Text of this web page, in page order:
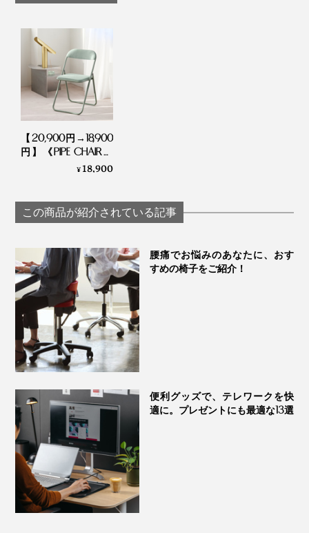
個人差があり、初めから大丈夫ということもあれば、痛
くて30分も座っていられないという人も。
体重の軽い子どもはほとんど痛みを感じず、ヨガや正座
慣れるまでの期間は、２週間から１ヶ月。
おしりが痛くなったら立ったり、元のイスに座ったりを
繰り返すうちに、「おしりが痛い」より「腰がラク」が
慣れたあとも、1時間も座り続けると疲れてきますが、
疲れたら座り過ぎのサイン、立ち上がるチャンス。
繰り返して、1日中使えるように。
ちなみに、過去にぎっくり腰を数回経験している夫は、
最初から痛みを感じず、むしろ腰がラクだと言っていた
ので、個人差は大きそうです。
私自身は腰痛の悩みはないのですが、「坐骨で座る」を
意識することで、自分が反り腰気味だったことに気づき
ました。
「正しい姿勢」≠「背筋を伸ばす」を体感できたことは
収穫でした。
もうひとつ実感したのが、『アーユル・チェアー』に座
るとカラダがじんわり温まって、足先までぽかぽかする
こと。
インナーマッスルを使うことで、新陳代謝が上がったの
【20,900円→18,900
円】《PIPE CHAIR》
美しく並べて、美し
子」｜1518
¥18,900
この商品が紹介されている記事
腰痛でお悩みのあなたに、おす
すめの椅子をご紹介！
便利グッズで、テレワークを快
適に。プレゼントにも最適な13選